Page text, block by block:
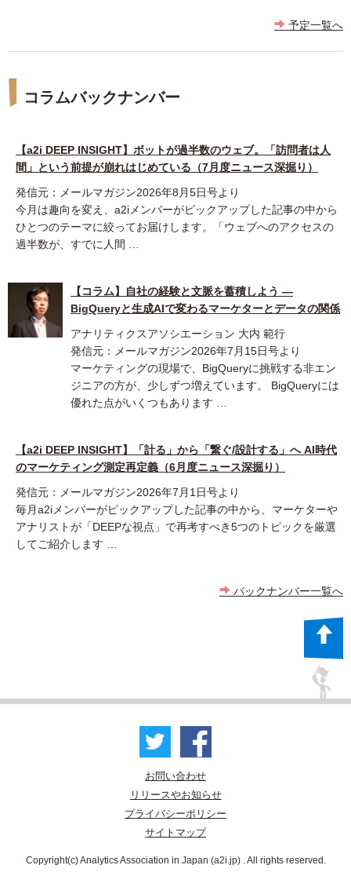
予定一覧へ
コラムバックナンバー
【a2i DEEP INSIGHT】ボットが過半数のウェブ。「訪問者は人
間」という前提が崩れはじめている（7月度ニュース深掘り）
発信元：メールマガジン2026年8月5日号より
今月は趣向を変え、a2iメンバーがピックアップした記事の中から
ひとつのテーマに絞ってお届けします。「ウェブへのアクセスの
過半数が、すでに人間 …
【コラム】自社の経験と文脈を蓄積しよう ―
BigQueryと生成AIで変わるマーケターとデータの関係
アナリティクスアソシエーション 大内 範行
発信元：メールマガジン2026年7月15日号より
マーケティングの現場で、BigQueryに挑戦する非エン
ジニアの方が、少しずつ増えています。 BigQueryには
優れた点がいくつもあります …
【a2i DEEP INSIGHT】「計る」から「繋ぐ/設計する」へ AI時代
のマーケティング測定再定義（6月度ニュース深掘り）
発信元：メールマガジン2026年7月1日号より
毎月a2iメンバーがピックアップした記事の中から、マーケターや
アナリストが「DEEPな視点」で再考すべき5つのトピックを厳選
してご紹介します …
バックナンバー一覧へ
お問い合わせ
リリースやお知らせ
プライバシーポリシー
サイトマップ
Copyright(c) Analytics Association in Japan (a2i.jp) . All rights reserved.